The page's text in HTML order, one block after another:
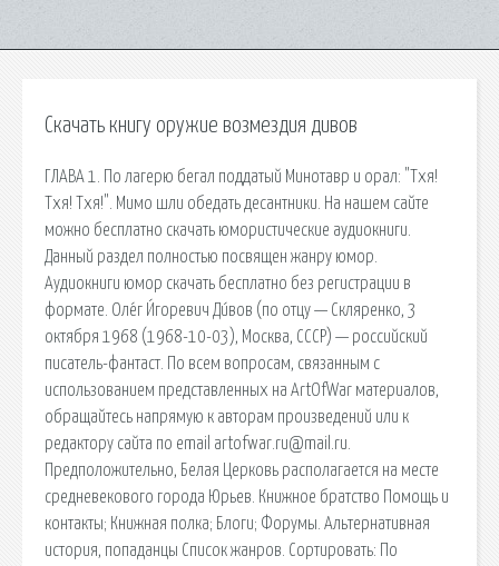
Скачать книгу оружие возмездия дивов
ГЛАВА 1. По лагерю бегал поддатый Минотавр и орал: "Тхя!
Тхя! Тхя!". Мимо шли обедать десантники. На нашем сайте
можно бесплатно скачать юмористические аудиокниги.
Данный раздел полностью посвящен жанру юмор.
Аудиокниги юмор скачать бесплатно без регистрации в
формате. Оле́г И́горевич Ди́вов (по отцу — Скляренко, 3
октября 1968 (1968-10-03), Москва, СССР) — российский
писатель-фантаст. По всем вопросам, связанным с
использованием представленных на ArtOfWar материалов,
обращайтесь напрямую к авторам произведений или к
редактору сайта по email artofwar.ru@mail.ru.
Предположительно, Белая Церковь располагается на месте
средневекового города Юрьев. Книжное братство Помощь и
контакты; Книжная полка; Блоги; Форумы. Альтернативная
история, попаданцы Список жанров. Сортировать: По